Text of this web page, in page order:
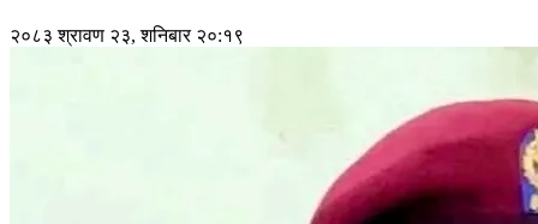
२०८३ श्रावण २३, शनिबार २०:१९